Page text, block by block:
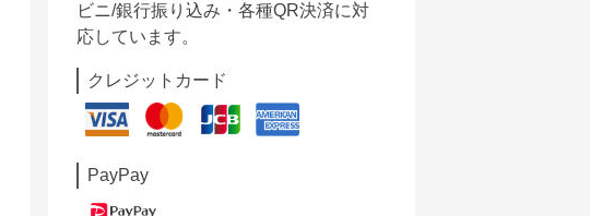
ビニ/銀行振り込み・各種QR決済に対
応しています。
クレジットカード
PayPay